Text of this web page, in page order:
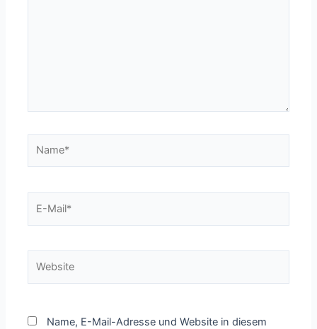
Mail*
Name, E-Mail-Adresse und Website in diesem